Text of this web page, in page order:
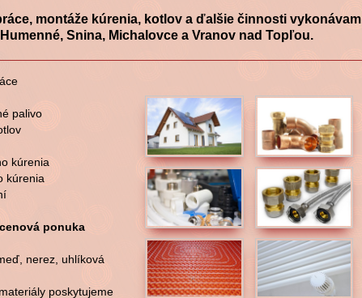
montáže kúrenia, kotlov a ďalšie činnosti vykonávam
Snina, Michalovce a Vranov nad Topľou.
palivo
kúrenia
kúrenia
ponuka
nerez, uhlíková
poskytujeme